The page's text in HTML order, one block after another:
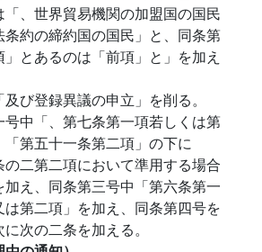
、世界貿易機関の加盟国の国民
約の締約国の国民」と、同条第
とあるのは「前項」と」を加え
び登録異議の申立」を削る。
号中「、第七条第一項若しくは第
第五十一条第二項」の下に
の二第二項において準用する場合
加え、同条第三号中「第六条第一
第二項」を加え、同条第四号を
次の二条を加える。